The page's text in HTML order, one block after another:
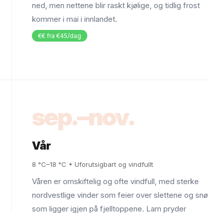
ned, men nettene blir raskt kjølige, og tidlig frost
kommer i mai i innlandet.
€€ fra €45/dag
sep.–nov.
Vår
8 °C–18 °C • Uforutsigbart og vindfullt
Våren er omskiftelig og ofte vindfull, med sterke
nordvestlige vinder som feier over slettene og snø
som ligger igjen på fjelltoppene. Lam pryder